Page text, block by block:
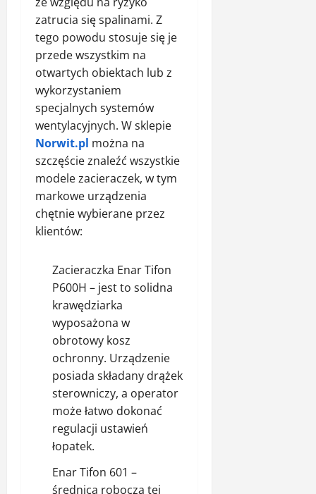
zatrucia się spalinami. Z
tego powodu stosuje się je
przede wszystkim na
otwartych obiektach lub z
wykorzystaniem
specjalnych systemów
wentylacyjnych. W sklepie
Norwit.pl można na
szczęście znaleźć wszystkie
modele zacieraczek, w tym
markowe urządzenia
chętnie wybierane przez
klientów:
Zacieraczka Enar Tifon
P600H – jest to solidna
krawędziarka
wyposażona w
obrotowy kosz
ochronny. Urządzenie
posiada składany drążek
sterowniczy, a operator
może łatwo dokonać
regulacji ustawień
łopatek.
Enar Tifon 601 –
średnica robocza tej